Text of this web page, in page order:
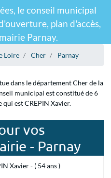
le conseil municipal
plan d'accès,
Parnay.
Loire Cher Parnay
dans le département Cher de la
municipal est constitué de 6
est CREPIN Xavier.
vos
- Parnay
Xavier - ( 54 ans )